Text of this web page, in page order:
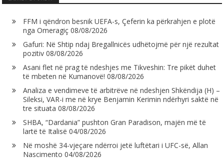
FFM i qëndron besnik UEFA-s, Çeferin ka përkrahjen e plotë
nga Omeragiç 08/08/2026
Gafuri: Në Shtip ndaj Bregallnicës udhëtojmë për një rezultat
pozitiv 08/08/2026
Asani flet në prag të ndeshjes me Tikveshin: Tre pikët duhet
të mbeten në Kumanovë! 08/08/2026
Analiza e vendimeve të arbitrëve në ndeshjen Shkëndija (H) –
Sileksi, VAR-i me në krye Benjamin Kerimin ndërhyri saktë në
tre situata 08/08/2026
SHBA, “Dardania” pushton Gran Paradison, majën më të
lartë të Italisë 04/08/2026
Në moshë 34-vjeçare ndërroi jetë luftëtari i UFC-së, Allan
Nascimento 04/08/2026